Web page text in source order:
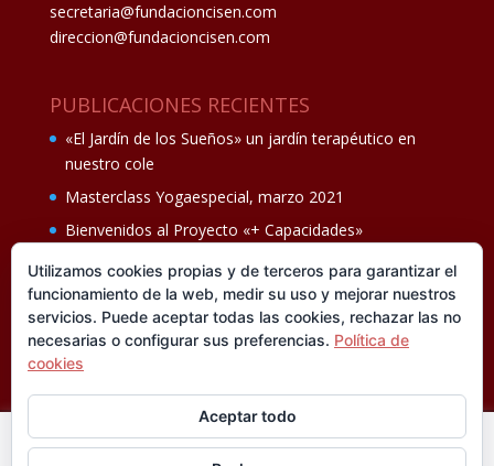
secretaria@fundacioncisen.com
direccion@fundacioncisen.com
PUBLICACIONES RECIENTES
«El Jardín de los Sueños» un jardín terapéutico en
nuestro cole
Masterclass Yogaespecial, marzo 2021
Bienvenidos al Proyecto «+ Capacidades»
Fiesta de fin de curso Los oficios 14 de junio
Ganadores del II Programa educativo Cuídate +
En esta web utilizamos cookies analíticas, propias y de
Utilizamos cookies propias y de terceros para garantizar el
funcionamiento de la web, medir su uso y mejorar nuestros
servicios. Puede aceptar todas las cookies, rechazar las no
necesarias o configurar sus preferencias. Política de
cookies
Aceptar todo